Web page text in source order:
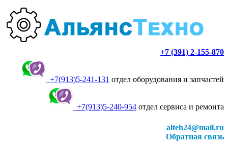
+7 (391) 2-155-870
+7(913)5-241-131 отдел оборудования и запчастей
+7(913)5-240-954 отдел сервиса и ремонта
alteh24@mail.ru
Обратная связь